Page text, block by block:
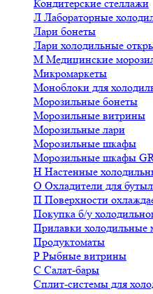
Кондитерские стеллажи
Л Лабораторные
Лари бонеты
Лари холодильные
М Медицинские
Микромаркеты
Моноблоки для
Морозильные бонеты
Морозильные витрины
Морозильные лари
Морозильные шкафы
Морозильные шкафы
Н Настенные
О Охладители для
П Поверхности
Покупка б/у
Прилавки холодильные
Продуктоматы
Р Рыбные витрины
С Салат-бары
Сплит-системы для